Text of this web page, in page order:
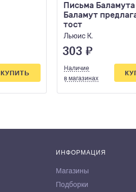
КУПИТЬ
Письма Баламута
Баламут
тост
Льюис К.
303 ₽
Наличие
в магазинах
ИНФОРМАЦИЯ
Магазины
Подборки